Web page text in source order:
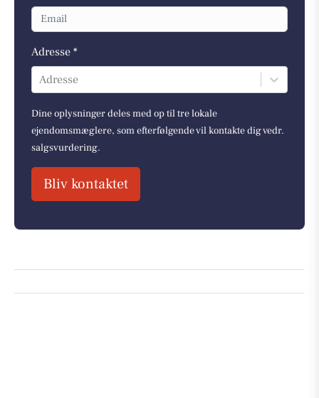
Adresse *
Adresse
Dine oplysninger deles med op til tre lokale
ejendomsmæglere, som efterfølgende vil kontakte dig vedr.
salgsvurdering.
Bliv kontaktet